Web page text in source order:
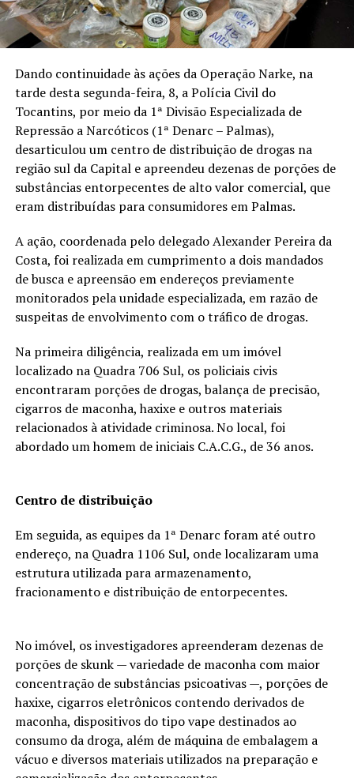
Dando continuidade às ações da Operação Narke, na
tarde desta segunda-feira, 8, a Polícia Civil do
Tocantins, por meio da 1ª Divisão Especializada de
Repressão a Narcóticos (1ª Denarc – Palmas),
desarticulou um centro de distribuição de drogas na
região sul da Capital e apreendeu dezenas de porções de
substâncias entorpecentes de alto valor comercial, que
eram distribuídas para consumidores em Palmas.
A ação, coordenada pelo delegado Alexander Pereira da
Costa, foi realizada em cumprimento a dois mandados
de busca e apreensão em endereços previamente
monitorados pela unidade especializada, em razão de
suspeitas de envolvimento com o tráfico de drogas.
Na primeira diligência, realizada em um imóvel
localizado na Quadra 706 Sul, os policiais civis
encontraram porções de drogas, balança de precisão,
cigarros de maconha, haxixe e outros materiais
relacionados à atividade criminosa. No local, foi
abordado um homem de iniciais C.A.C.G., de 36 anos.
Centro de distribuição
Em seguida, as equipes da 1ª Denarc foram até outro
endereço, na Quadra 1106 Sul, onde localizaram uma
estrutura utilizada para armazenamento,
fracionamento e distribuição de entorpecentes.
No imóvel, os investigadores apreenderam dezenas de
porções de skunk — variedade de maconha com maior
concentração de substâncias psicoativas —, porções de
haxixe, cigarros eletrônicos contendo derivados de
maconha, dispositivos do tipo vape destinados ao
consumo da droga, além de máquina de embalagem a
vácuo e diversos materiais utilizados na preparação e